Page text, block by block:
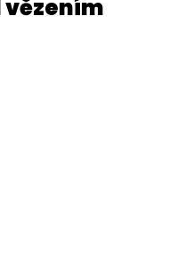
vězením